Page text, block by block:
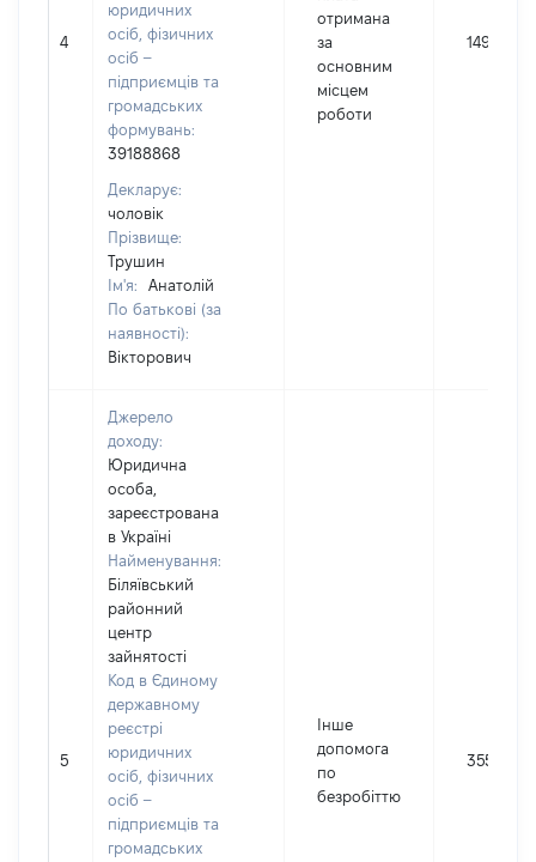
4
юридичних
осіб, фізичних
осіб –
підприємців та
громадських
формувань:
39188868
Декларує:
чоловік
Прізвище:
Трушин
Ім'я:
Анатолій
По батькові (за
наявності):
Вікторович
отримана
за
основним
місцем
роботи
14927
5
Джерело
доходу:
Юридична
особа,
зареєстрована
в Україні
Найменування:
Біляївський
районний
центр
зайнятості
Код в Єдиному
державному
реєстрі
юридичних
осіб, фізичних
осіб –
підприємців та
громадських
Інше
допомога
по
безробіттю
3558